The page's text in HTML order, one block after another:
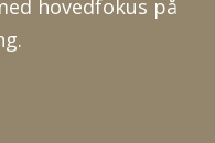
hovedfokus på